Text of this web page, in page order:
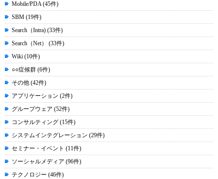
Mobile/PDA (45件)
SBM (19件)
Search（Intra) (33件)
Search（Net） (33件)
Wiki (10件)
○○症候群 (6件)
その他 (42件)
アプリケーション (2件)
グループウェア (52件)
コンサルティング (15件)
システムインテグレーション (29件)
セミナー・イベント (11件)
ソーシャルメディア (96件)
テクノロジー (46件)